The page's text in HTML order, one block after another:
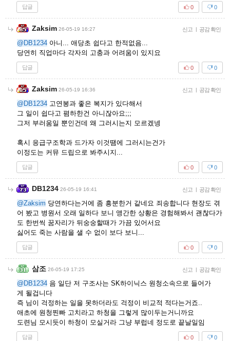
답글 0
0
Zaksim 26-05-19 16:27 신고 | 공감 확인
@DB1234 아니... 애당초 쉽다고 한적없음...
당연히 직업마다 각자의 고충과 어려움이 있지요
답글 0
0
Zaksim 26-05-19 16:36 신고 | 공감 확인
@DB1234 고연봉과 좋은 복지가 있다해서
그 일이 쉽다고 폄하한건 아니잖아요;;;
그저 부러움일 뿐인건데 왜 그러시는지 모르겠넹
혹시 응급구조학과 드가자 이것땜에 그러시는건가
이정도는 커뮤 드립으로 봐주시지...
답글 0
0
DB1234 26-05-19 16:41 신고 | 공감 확인
@Zaksim 당연하다는거에 좀 흥분한거 같네요 죄송합니다 현장도 겪
어 봤고 병원서 오래 일하다 보니 앵간한 상황은 경험해봐서 괜찮다가
도 한번씩 꿈자리가 뒤숭숭할때가 가끔 있어서요
싫어도 죽는 사람을 샐 수 없이 보다 보니...
답글 0
0
삼조 26-05-19 17:25 신고 | 공감 확인
@DB1234 음 일단 저 구조사는 SK하이닉스 원청소속으로 들어가
게 될겁니다
즉 님이 걱정하는 일을 못하더라도 걱정이 비교적 적다는거죠..
애초에 원청찐빠 고치라고 하청을 그렇게 많이두는거니까요
도련님 모시듯이 하청이 모실거라 그냥 부럽네 정도로 끝날일임
답글 0
0